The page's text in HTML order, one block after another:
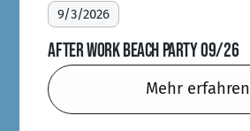
9/3/2026
AFTER WORK BEACH PARTY 09/26
Mehr erfahren